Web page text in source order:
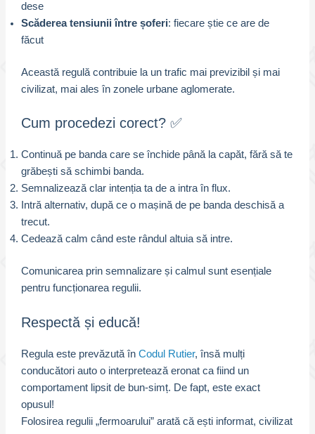
dese
Scăderea tensiunii între șoferi: fiecare știe ce are de
făcut
Această regulă contribuie la un trafic mai previzibil și mai
civilizat, mai ales în zonele urbane aglomerate.
Cum procedezi corect? ✅
Continuă pe banda care se închide până la capăt, fără să te
grăbești să schimbi banda.
Semnalizează clar intenția ta de a intra în flux.
Intră alternativ, după ce o mașină de pe banda deschisă a
trecut.
Cedează calm când este rândul altuia să intre.
Comunicarea prin semnalizare și calmul sunt esențiale
pentru funcționarea regulii.
Respectă și educă!
Regula este prevăzută în Codul Rutier, însă mulți
conducători auto o interpretează eronat ca fiind un
comportament lipsit de bun-simț. De fapt, este exact
opusul!
Folosirea regulii „fermoarului” arată că ești informat, civilizat